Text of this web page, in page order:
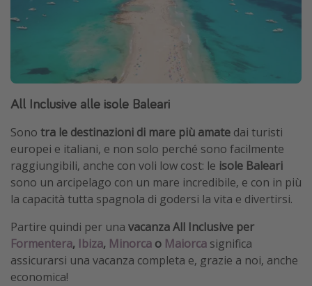
All Inclusive alle isole Baleari
Sono tra le destinazioni di mare più amate dai turisti
europei e italiani, e non solo perché sono facilmente
raggiungibili, anche con voli low cost: le isole Baleari
sono un arcipelago con un mare incredibile, e con in più
la capacità tutta spagnola di godersi la vita e divertirsi.
Partire quindi per una vacanza All Inclusive per
Formentera, Ibiza, Minorca o Maiorca significa
assicurarsi una vacanza completa e, grazie a noi, anche
economica!